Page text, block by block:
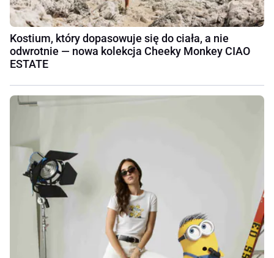
Kostium, który dopasowuje się do ciała, a nie
odwrotnie — nowa kolekcja Cheeky Monkey CIAO
ESTATE